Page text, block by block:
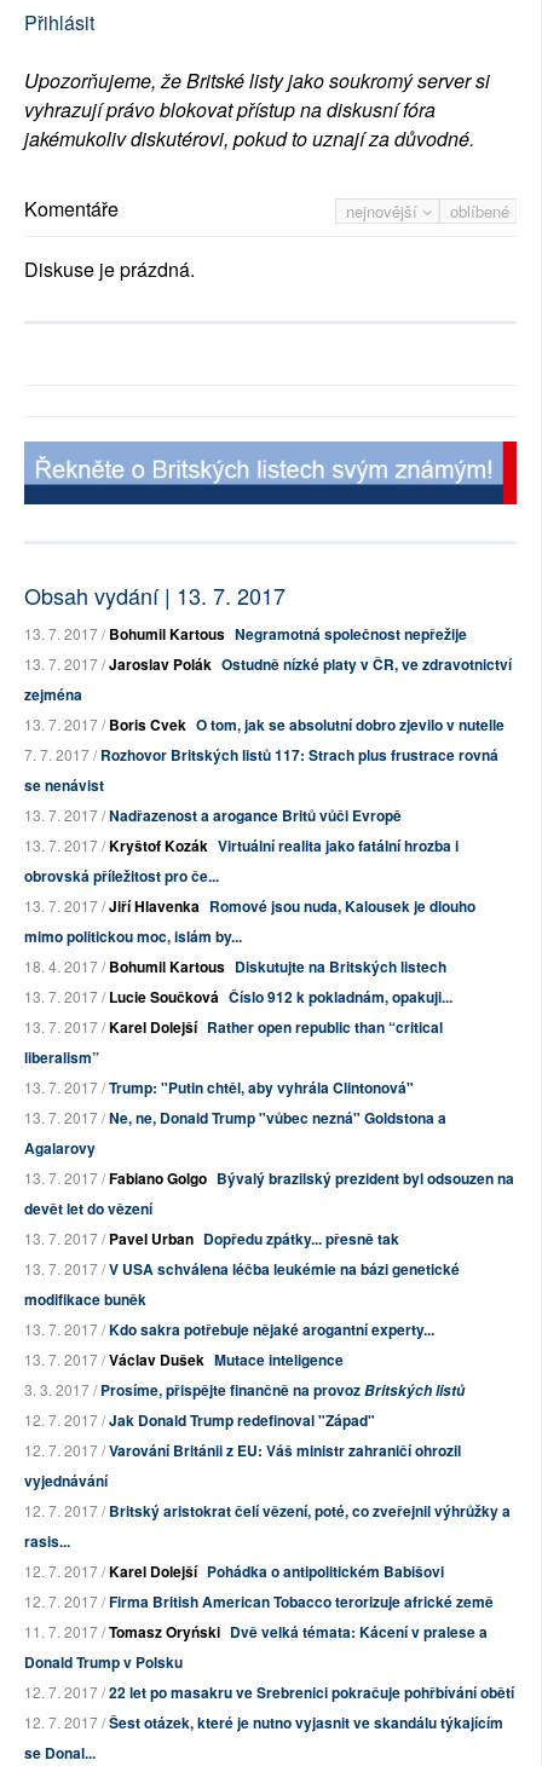
Přihlásit
Upozorňujeme, že Britské listy jako soukromý server si
vyhrazují právo blokovat přístup na diskusní fóra
jakémukoliv diskutérovi, pokud to uznají za důvodné.
nejnovější oblíbené
Komentáře
Diskuse je prázdná.
Obsah vydání | 13. 7. 2017
13. 7. 2017 /Bohumil Kartous Negramotná společnost nepřežije
13. 7. 2017 /Jaroslav Polák Ostudně nízké platy v ČR, ve zdravotnictví
zejména
13. 7. 2017 /Boris Cvek O tom, jak se absolutní dobro zjevilo v nutelle
7. 7. 2017 /Rozhovor Britských listů 117: Strach plus frustrace rovná
se nenávist
13. 7. 2017 /Nadřazenost a arogance Britů vůči Evropě
13. 7. 2017 /Kryštof Kozák Virtuální realita jako fatální hrozba i
obrovská příležitost pro če...
13. 7. 2017 /Jiří Hlavenka Romové jsou nuda, Kalousek je dlouho
mimo politickou moc, islám by...
18. 4. 2017 /Bohumil Kartous Diskutujte na Britských listech
13. 7. 2017 /Lucie Součková Číslo 912 k pokladnám, opakuji...
13. 7. 2017 /Karel Dolejší Rather open republic than “critical
liberalism”
13. 7. 2017 /Trump: "Putin chtěl, aby vyhrála Clintonová"
13. 7. 2017 /Ne, ne, Donald Trump "vůbec nezná" Goldstona a
Agalarovy
13. 7. 2017 /Fabiano Golgo Bývalý brazilský prezident byl odsouzen na
devět let do vězení
13. 7. 2017 /Pavel Urban Dopředu zpátky... přesně tak
13. 7. 2017 /V USA schválena léčba leukémie na bázi genetické
modifikace buněk
13. 7. 2017 /Kdo sakra potřebuje nějaké arogantní experty...
13. 7. 2017 /Václav Dušek Mutace inteligence
3. 3. 2017 /Prosíme, přispějte finančně na provozBritských listů
12. 7. 2017 /Jak Donald Trump redefinoval "Západ"
12. 7. 2017 /Varování Británii z EU: Váš ministr zahraničí ohrozil
vyjednávání
12. 7. 2017 /Britský aristokrat čelí vězení, poté, co zveřejnil výhrůžky a
rasis...
12. 7. 2017 /Karel Dolejší Pohádka o antipolitickém Babišovi
12. 7. 2017 /Firma British American Tobacco terorizuje africké země
11. 7. 2017 /Tomasz Oryński Dvě velká témata: Kácení v pralese a
Donald Trump v Polsku
12. 7. 2017 /22 let po masakru ve Srebrenici pokračuje pohřbívání obětí
12. 7. 2017 /Šest otázek, které je nutno vyjasnit ve skandálu týkajícím
se Donal...